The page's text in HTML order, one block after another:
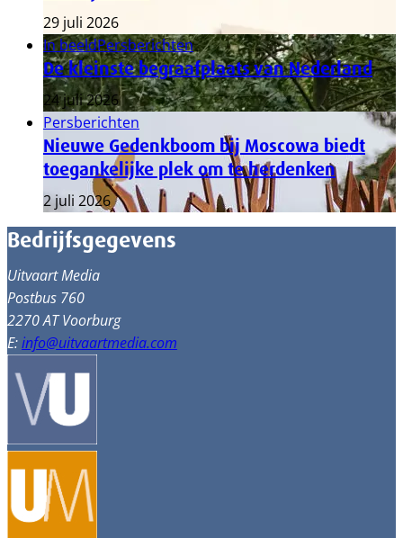
29 juli 2026
In beeldPersberichten
De kleinste begraafplaats van Nederland
24 juli 2026
Persberichten
Nieuwe Gedenkboom bij Moscowa biedt
toegankelijke plek om te herdenken
2 juli 2026
Bedrijfsgegevens
Uitvaart Media
Postbus 760
2270 AT Voorburg
E:info@uitvaartmedia.com